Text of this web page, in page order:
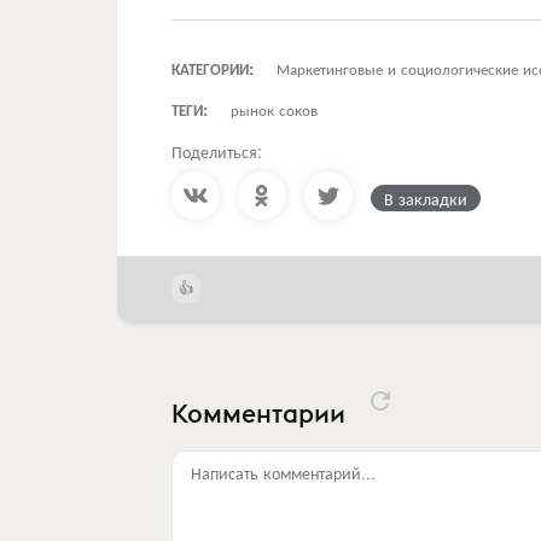
КАТЕГОРИИ:
Маркетинговые и социологические
ТЕГИ:
рынок соков
Поделиться:
В закладки
Комментарии
Написать комментарий...